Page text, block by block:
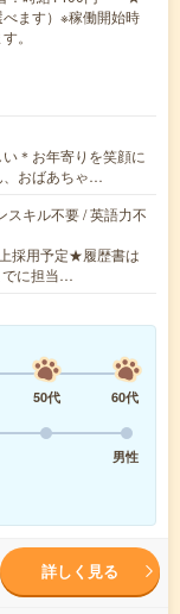
ます）※稼働開始時
。
＊お年寄りを笑顔に
、おばあちゃ…
スキル不要 / 英語力不
採用予定★履歴書は
でに担当…
50代
60代
男性
詳しく見る